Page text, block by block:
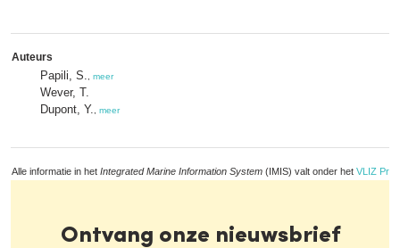
Auteurs
Papili, S. meer
Wever, T.
Dupont, Y.
meer
Alle informatie in het Integrated Marine Information System (IMIS) valt onder het VLIZ
Ontvang onze nieuwsbrief